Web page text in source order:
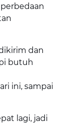
dan
butuh
ini, sampai
lagi, jadi